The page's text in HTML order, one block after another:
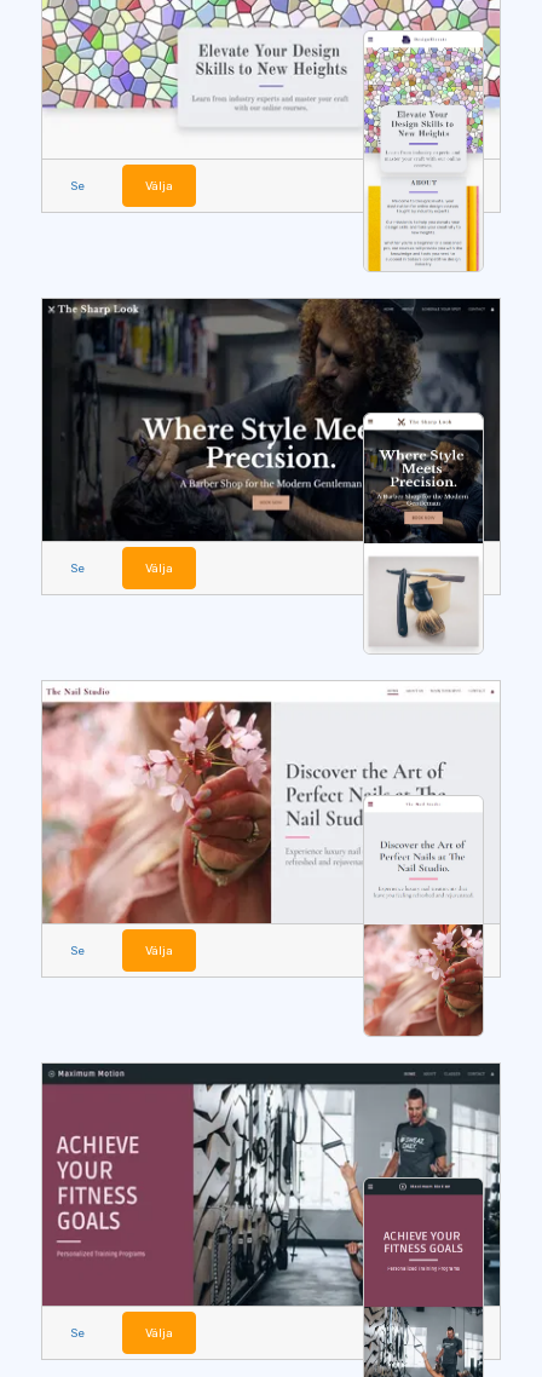
Se Välja
Se Välja
Se Välja
Se Välja